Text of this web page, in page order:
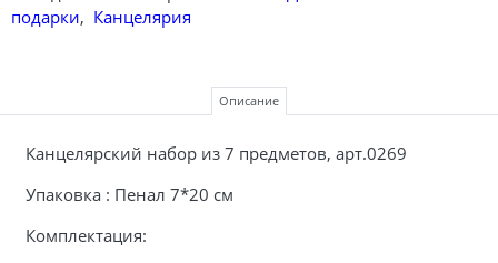
подарки, Канцелярия
Описание
Канцелярский набор из 7 предметов, арт.0269
Упаковка : Пенал 7*20 см
Комплектация: